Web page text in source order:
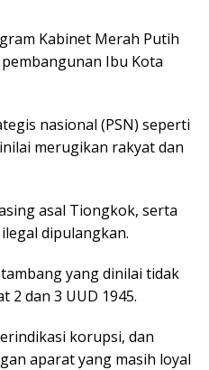
Kabinet Merah Putih
Ibu Kota
nasional (PSN) seperti
merugikan rakyat dan
asal Tiongkok, serta
dipulangkan.
yang dinilai tidak
2 dan 3 UUD 1945.
korupsi, dan
aparat yang masih loyal